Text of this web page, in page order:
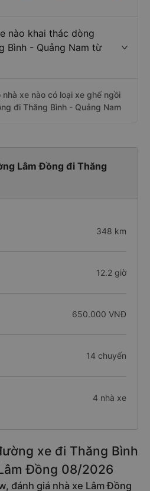
nào khai thác dòng
Bình - Quảng Nam từ
xe nào có loại xe ghế ngồi
đi Thăng Bình - Quảng Nam
Lâm Đồng đi Thăng
348 km
12.2 giờ
650.000 VNĐ
14 chuyến
4 nhà xe
xe đi Thăng Bình
Đồng 08/2026
đánh giá nhà xe Lâm Đồng